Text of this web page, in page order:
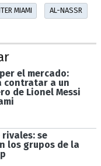
MIAMI AL-NASSR
el mercado:
contratar a un
de Lionel Messi
se
los grupos de la